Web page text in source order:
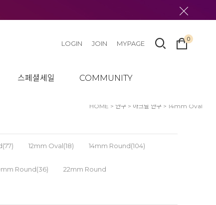
스페셜세일 COMMUNITY
LOGIN JOIN MYPAGE
0
HOME > 안구 > 아크릴 안구 > 14mm Oval
12mm Oval(18) 14mm Round(104)
Round(36) 22mm Round